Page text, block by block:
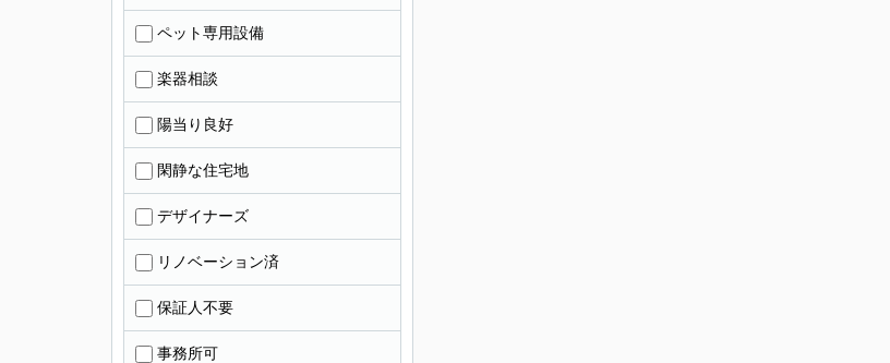
ペット専用設備
楽器相談
陽当り良好
閑静な住宅地
デザイナーズ
リノベーション済
保証人不要
事務所可